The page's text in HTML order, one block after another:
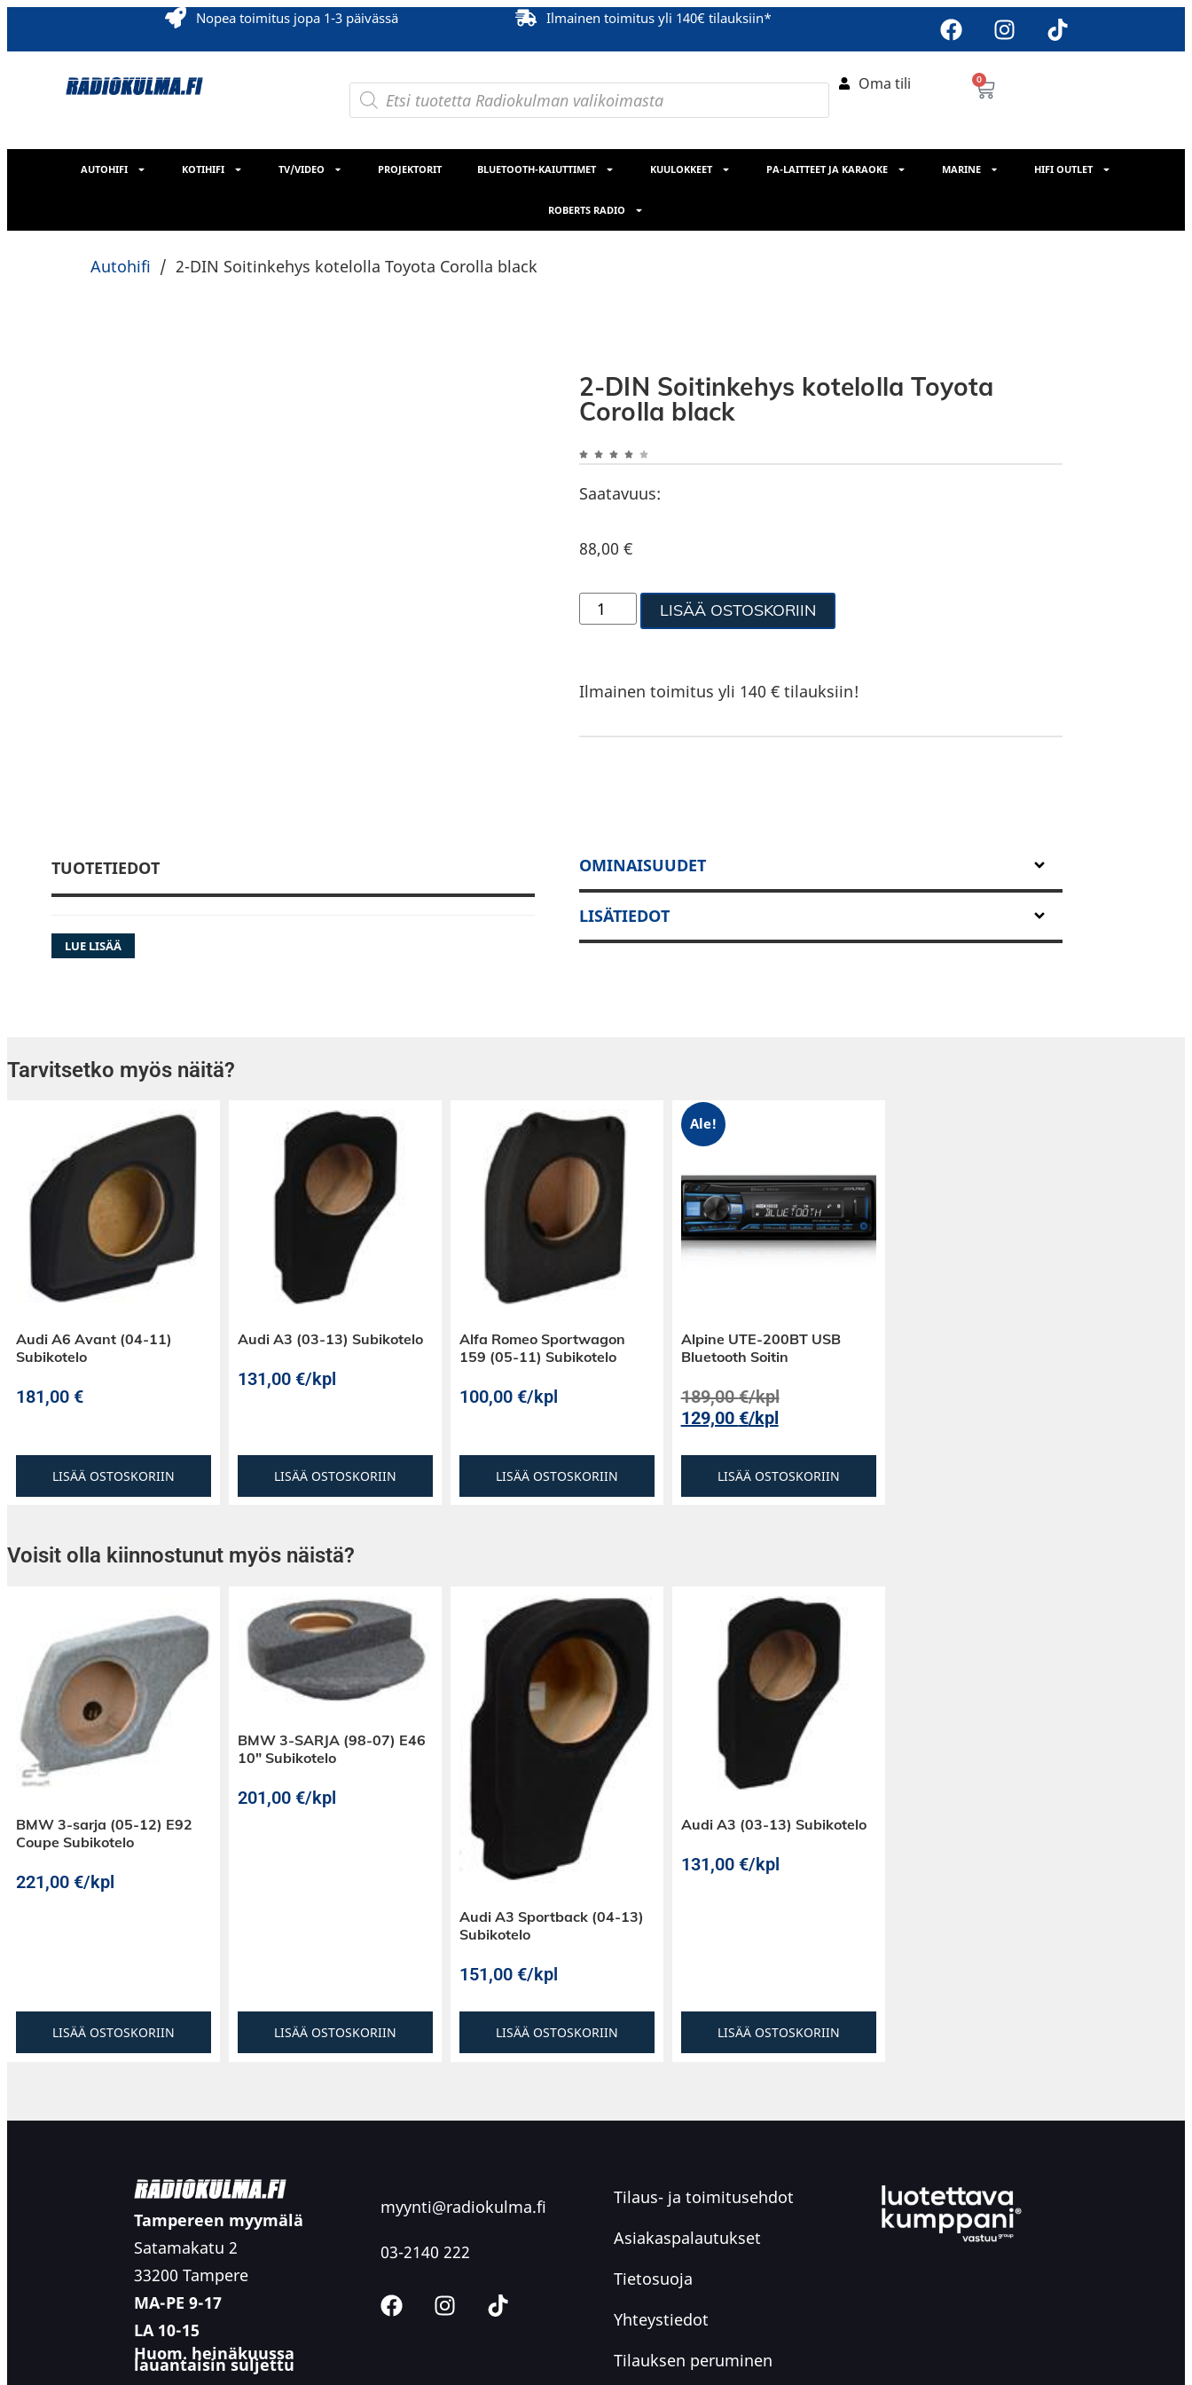
Nopea toimitus jopa 1-3 päivässä Ilmainen toimitus yli 140€ tilauksiin*
Oma tili 0
AUTOHIFI KOTIHIFI TV/VIDEO PROJEKTORIT BLUETOOTH-KAIUTTIMET KUULOKKEET PA-LAITTEET JA KARAOKE MARINE HIFI OUTLET
ROBERTS RADIO
Autohifi / 2-DIN Soitinkehys kotelolla Toyota Corolla black
2-DIN Soitinkehys kotelolla Toyota
Corolla black
Saatavuus:
88,00 €
LISÄÄ OSTOSKORIIN
Ilmainen toimitus yli 140 € tilauksiin!
TUOTETIEDOT
LUE LISÄÄ
OMINAISUUDET
LISÄTIEDOT
Tarvitsetko myös näitä?
Audi A6 Avant (04-11)
Subikotelo
181,00 €
LISÄÄ OSTOSKORIIN
Audi A3 (03-13) Subikotelo
131,00 €/kpl
LISÄÄ OSTOSKORIIN
Alfa Romeo Sportwagon
159 (05-11) Subikotelo
100,00 €/kpl
LISÄÄ OSTOSKORIIN
Ale!
Alpine UTE-200BT USB
Bluetooth Soitin
189,00€/kpl
129,00 €/kpl
LISÄÄ OSTOSKORIIN
Voisit olla kiinnostunut myös näistä?
BMW 3-sarja (05-12) E92
Coupe Subikotelo
221,00 €/kpl
LISÄÄ OSTOSKORIIN
BMW 3-SARJA (98-07) E46
10″ Subikotelo
201,00 €/kpl
LISÄÄ OSTOSKORIIN
Audi A3 Sportback (04-13)
Subikotelo
151,00 €/kpl
LISÄÄ OSTOSKORIIN
Audi A3 (03-13) Subikotelo
131,00 €/kpl
LISÄÄ OSTOSKORIIN
Tampereen myymälä
Satamakatu 2
33200 Tampere
MA-PE 9-17
LA 10-15
Huom. heinäkuussa
lauantaisin suljettu
myynti@radiokulma.fi
03-2140 222
Tilaus- ja toimitusehdot
Asiakaspalautukset
Tietosuoja
Yhteystiedot
Tilauksen peruminen